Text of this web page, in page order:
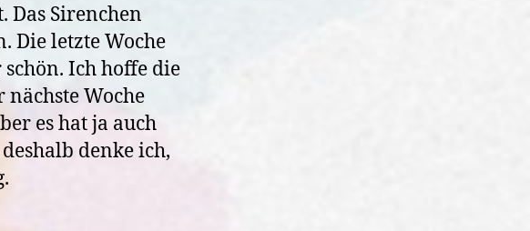
Das Sirenchen
Die letzte Woche
Ich hoffe die
Woche
es hat ja auch
deshalb denke ich,